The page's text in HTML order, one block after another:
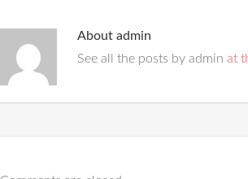
About admin
See all the posts by admin at